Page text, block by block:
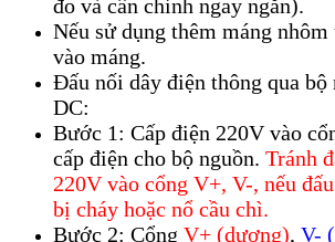
đo và cân chỉnh ngay ngắn).
Nếu sử dụng thêm máng
vào máng.
Đấu nối dây điện thông qua bộ
DC:
Bước 1: Cấp điện 220V vào
cấp điện cho bộ nguồn. Tránh
220V vào cổng V+, V-, nếu
bị cháy hoặc nổ cầu chì.
Bước 2: Cổng V+ (dương), V-